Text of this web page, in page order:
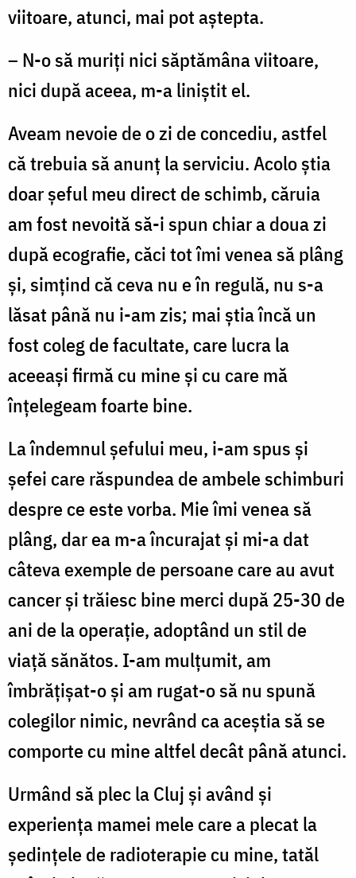
viitoare, atunci, mai pot aștepta.
– N-o să muriți nici săptămâna viitoare,
nici după aceea, m-a liniștit el.
Aveam nevoie de o zi de concediu, astfel
că trebuia să anunț la serviciu. Acolo știa
doar șeful meu direct de schimb, căruia
am fost nevoită să-i spun chiar a doua zi
după ecografie, căci tot îmi venea să plâng
și, simțind că ceva nu e în regulă, nu s-a
lăsat până nu i-am zis; mai știa încă un
fost coleg de facultate, care lucra la
aceeași firmă cu mine și cu care mă
înțelegeam foarte bine.
La îndemnul șefului meu, i-am spus și
șefei care răspundea de ambele schimburi
despre ce este vorba. Mie îmi venea să
plâng, dar ea m-a încurajat și mi-a dat
câteva exemple de persoane care au avut
cancer și trăiesc bine merci după 25-30 de
ani de la operație, adoptând un stil de
viață sănătos. I-am mulțumit, am
îmbrățișat-o și am rugat-o să nu spună
colegilor nimic, nevrând ca aceștia să se
comporte cu mine altfel decât până atunci.
Urmând să plec la Cluj și având și
experiența mamei mele care a plecat la
ședințele de radioterapie cu mine, tatăl